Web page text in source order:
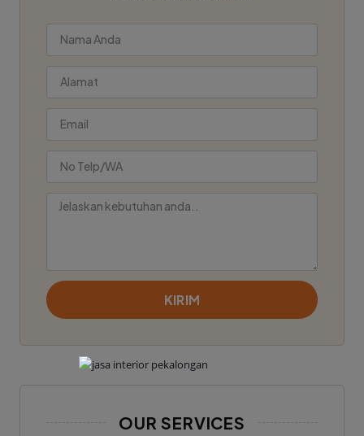
KIRIM
OUR SERVICES